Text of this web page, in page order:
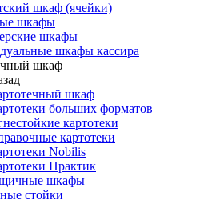
шкаф (ячейки)
шкафы
шкафы
шкафы кассира
шкаф
шкаф
больших форматов
картотеки
картотеки
Nobilis
Практик
шкафы
стойки